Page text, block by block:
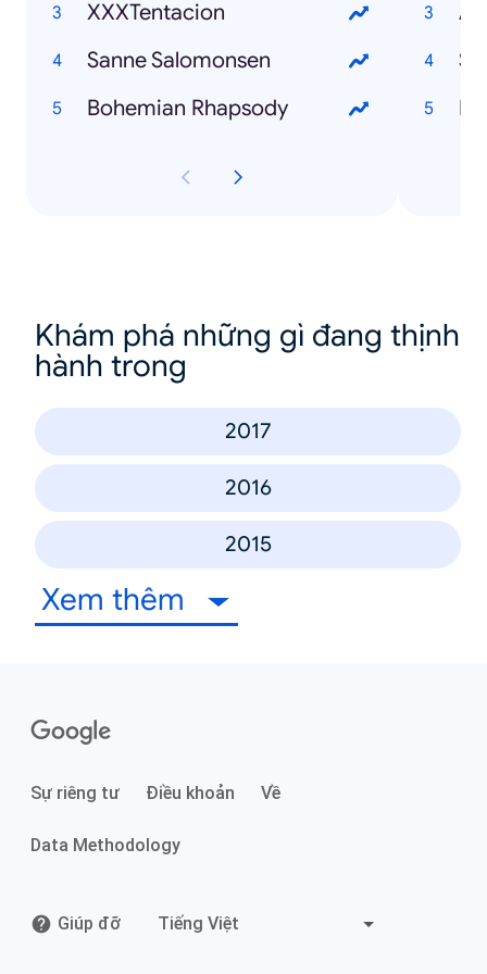
XXXTentacion
Sanne Salomonsen
Bohemian Rhapsody
Khám phá những gì đang thịnh
hành trong
2017
2016
2015
Xem thêm
Sự riêng tư Điều khoản Về
Data Methodology
Giúp đỡ